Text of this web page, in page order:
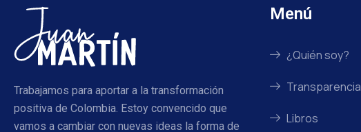
Trabajamos para aportar a la transformación
positiva de Colombia. Estoy convencido que
vamos a cambiar con nuevas ideas la forma de
Menú
¿Quién soy?
Transparencia
Libros